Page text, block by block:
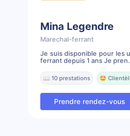
Mina Legendre
Marechal-ferrant
Je suis disponible pour les
ferrant depuis 1 ans Je
📖 10 prestations 🤩
Prendre rendez-vous